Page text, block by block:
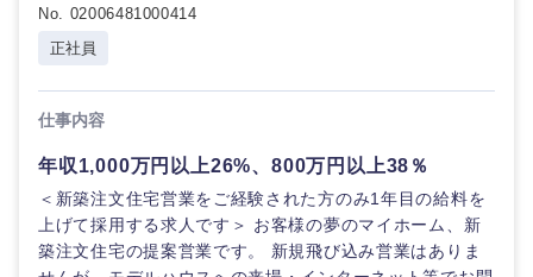
No. 02006481000414
正社員
仕事内容
年収1,000万円以上26%、800万円以上38％
＜新築注文住宅営業をご経験された方のみ1年目の給料を
上げて採用する求人です＞ お客様の夢のマイホーム、新
築注文住宅の提案営業です。 新規飛び込み営業はありま